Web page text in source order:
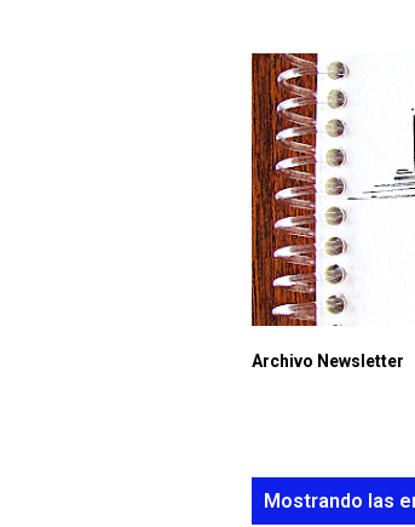
Archivo Newsletter
Mostrando las